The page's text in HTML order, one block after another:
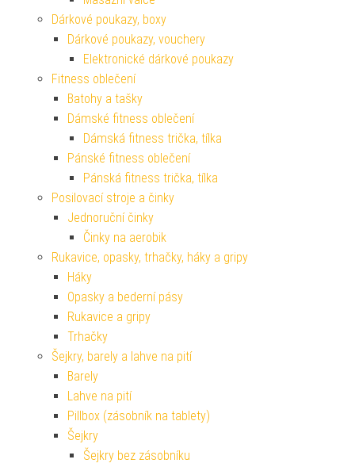
Dárkové poukazy, boxy
Dárkové poukazy, vouchery
Elektronické dárkové poukazy
Fitness oblečení
Batohy a tašky
Dámské fitness oblečení
Dámská fitness trička, tílka
Pánské fitness oblečení
Pánská fitness trička, tílka
Posilovací stroje a činky
Jednoruční činky
Činky na aerobik
Rukavice, opasky, trhačky, háky a gripy
Háky
Opasky a bederní pásy
Rukavice a gripy
Trhačky
Šejkry, barely a lahve na pití
Barely
Lahve na pití
Pillbox (zásobník na tablety)
Šejkry
Šejkry bez zásobníku